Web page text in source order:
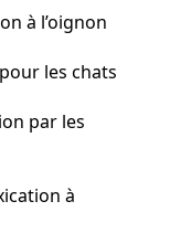
à l’oignon
les chats
par les
à